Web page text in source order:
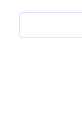
Est-ce que
fois avec